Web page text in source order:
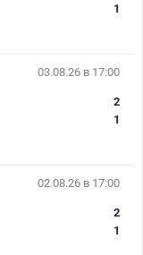
1
03.08.26 в 17:00
2
1
02.08.26 в 17:00
2
1